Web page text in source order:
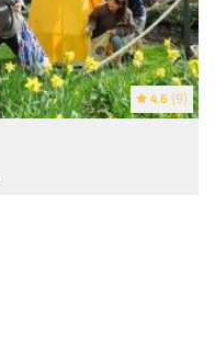
4.6 (9)